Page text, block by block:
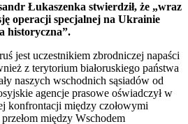
Łukaszenka stwierdził, że „wraz
operacji specjalnej na Ukrainie
historyczna”.
jest uczestnikiem zbrodniczej napaści
z terytorium białoruskiego państwa
naszych wschodnich sąsiadów od
agencje prasowe oświadczył w
konfrontacji między czołowymi
między Wschodem